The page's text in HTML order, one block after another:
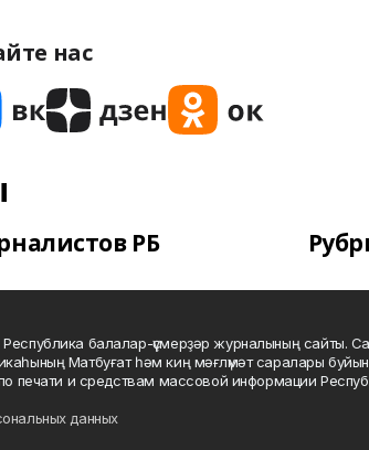
нас
РБ
балалар-үҫмерҙәр журналының сайты.
Матбуғат һәм киң мәғлүмәт саралары
печати и средствам массовой информации
данных